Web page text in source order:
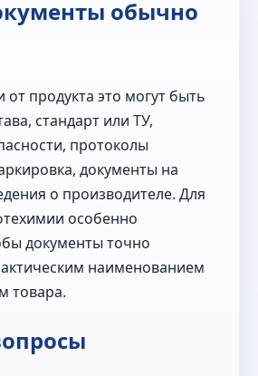
обычно
от продукта это могут быть
стандарт или ТУ,
протоколы
документы на
о производителе. Для
особенно
документы точно
наименованием
товара.